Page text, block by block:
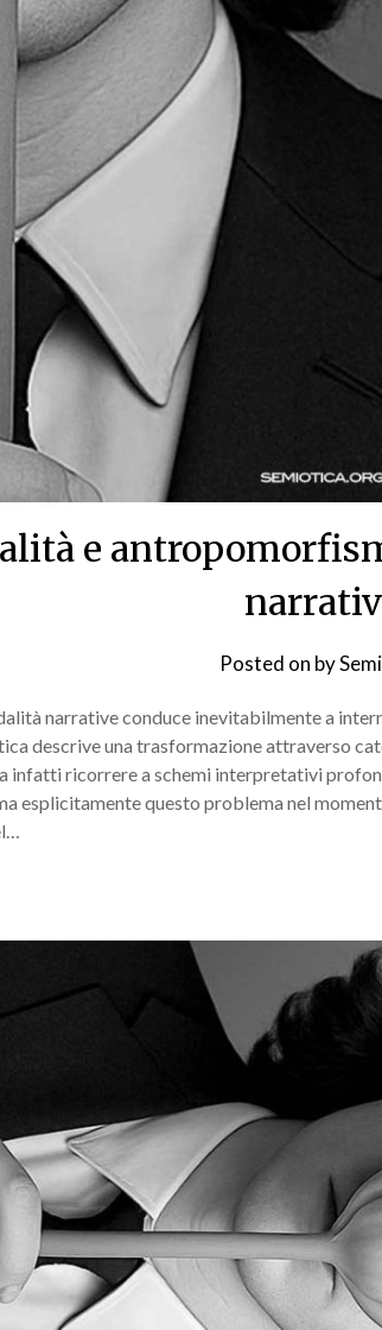
e
Posted on by
narrative conduce inevitabilmente a
descrive una trasformazione attraverso
infatti ricorrere a schemi interpretativi
esplicitamente questo problema nel